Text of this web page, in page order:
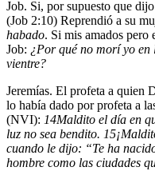
Job. Si, por supuesto que
(Job 2:10) Reprendió a su
habado. Si mis amados pero
Job: ¿Por qué no morí yo
vientre?
Jeremías. El profeta a quien
lo había dado por profeta a
(NVI): 14Maldito el día en
luz no sea bendito. 15
cuando le dijo: “Te ha
hombre como las ciudades